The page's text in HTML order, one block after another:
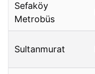
Sefaköy
Metrobüs
Sultanmurat